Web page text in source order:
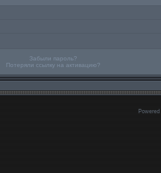
Забыли пароль?
Потеряли ссылку на активацию?